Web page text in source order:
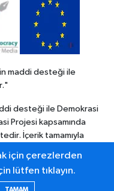
maddi desteği ile
desteği ile Demokrasi
Projesi kapsamında
İçerik tamamıyla
değildir."
için çerezlerden
lütfen tıklayın.
TAMAM